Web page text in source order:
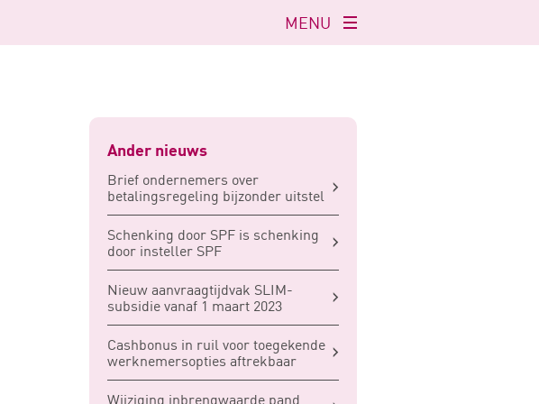
Navigatie
openen
MENU
Ander nieuws
Brief ondernemers over
betalingsregeling bijzonder uitstel
Schenking door SPF is schenking
door insteller SPF
Nieuw aanvraagtijdvak SLIM-
subsidie vanaf 1 maart 2023
Cashbonus in ruil voor toegekende
werknemersopties aftrekbaar
Wijziging inbrengwaarde pand